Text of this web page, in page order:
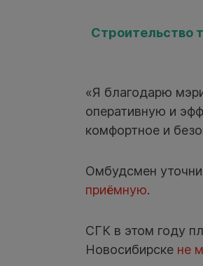
Строительство
«Я благодарю
оперативную и
комфортное и
Омбудсмен
приёмную.
СГК в этом году
Новосибирске не